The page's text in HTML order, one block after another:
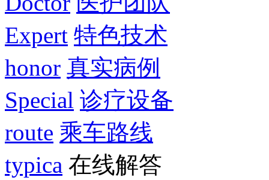
Expert 特色技术
honor 真实病例
Special 诊疗设备
route 乘车路线
typica 在线解答